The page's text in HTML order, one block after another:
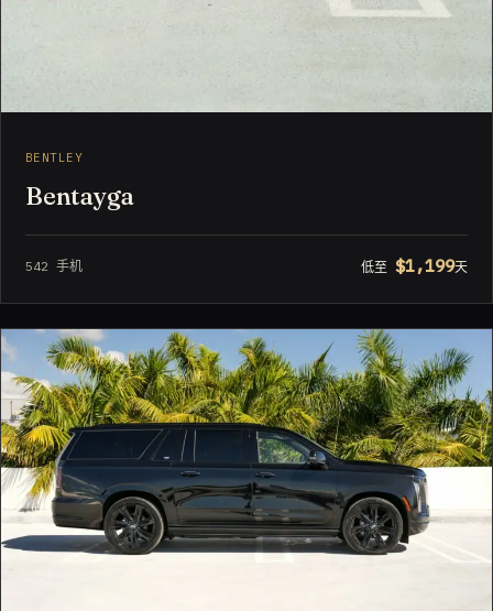
BENTLEY
Bentayga
542 手机 低至 $1,199天